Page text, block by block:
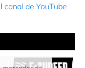
canal de YouTube